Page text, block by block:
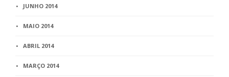
JUNHO 2014
MAIO 2014
ABRIL 2014
MARÇO 2014